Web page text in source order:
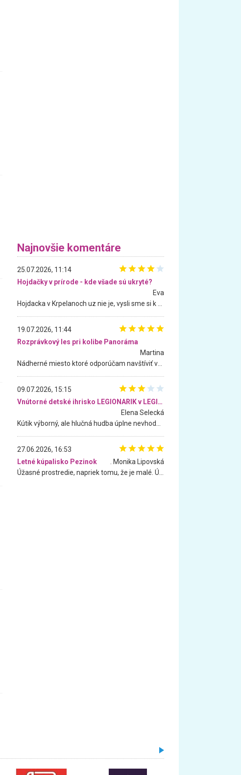
Najnovšie komentáre
25.07.2026, 11:14
Hojdačky v prírode - kde všade sú ukryté?
Eva
19.07.2026, 11:44
Rozprávkový les pri kolibe Panoráma
Martina
09.07.2026, 15:15
Vnútorné detské ihrisko LEGIONARIK v LEGIA Fitness
Elena Selecká
27.06.2026, 16:53
Letné kúpalisko Pezinok
. Monika Lipovská